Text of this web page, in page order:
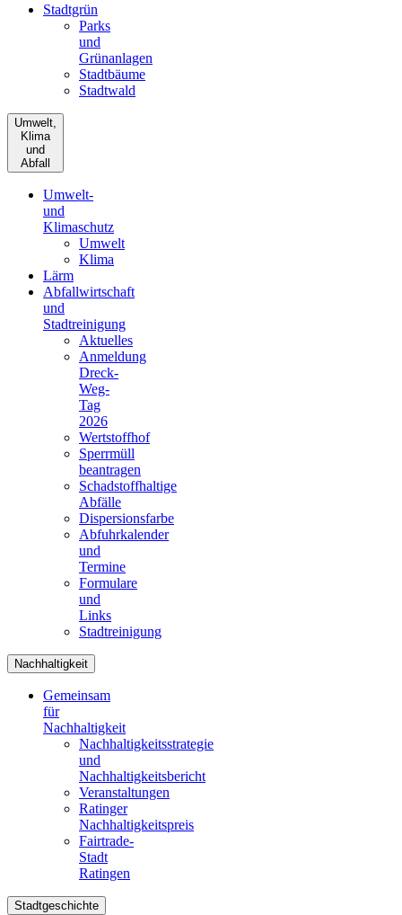
Stadtgrün
Parks
und
Grünanlagen
Stadtbäume
Stadtwald
Umwelt,
Klima
und
Abfall
Umwelt-
und
Klimaschutz
Umwelt
Klima
Lärm
Abfallwirtschaft
und
Stadtreinigung
Aktuelles
Anmeldung
Dreck-
Weg-
Tag
2026
Wertstoffhof
Sperrmüll
beantragen
Schadstoffhaltige
Abfälle
Dispersionsfarbe
Abfuhrkalender
und
Termine
Formulare
und
Links
Stadtreinigung
Nachhaltigkeit
Gemeinsam
für
Nachhaltigkeit
Nachhaltigkeitsstrategie
und
Nachhaltigkeitsbericht
Veranstaltungen
Ratinger
Nachhaltigkeitspreis
Fairtrade-
Stadt
Ratingen
Stadtgeschichte